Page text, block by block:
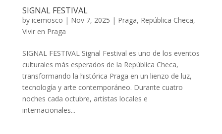
SIGNAL FESTIVAL
by icemosco | Nov 7, 2025 | Praga, República Checa,
Vivir en Praga
SIGNAL FESTIVAL Signal Festival es uno de los eventos
culturales más esperados de la República Checa,
transformando la histórica Praga en un lienzo de luz,
tecnología y arte contemporáneo. Durante cuatro
noches cada octubre, artistas locales e
internacionales...